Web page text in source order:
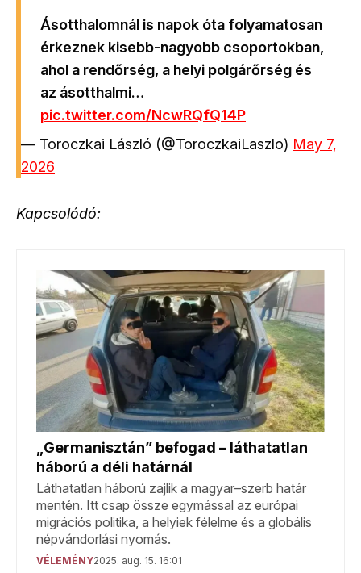
Ásotthalomnál is napok óta folyamatosan
érkeznek kisebb-nagyobb csoportokban,
ahol a rendőrség, a helyi polgárőrség és
az ásotthalmi…
pic.twitter.com/NcwRQfQ14P
— Toroczkai László (@ToroczkaiLaszlo) May 7,
2026
Kapcsolódó: